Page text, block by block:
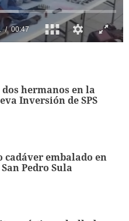
hermanos en la
Inversión de SPS
embalado en
Pedro Sula